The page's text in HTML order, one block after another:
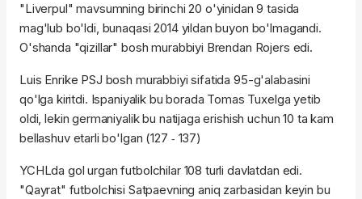
"Liverpul" mavsumning birinchi 20 o'yinidan 9 tasida
mag'lub bo'ldi, bunaqasi 2014 yildan buyon bo'lmagandi.
O'shanda "qizillar" bosh murabbiyi Brendan Rojers edi.
Luis Enrike PSJ bosh murabbiyi sifatida 95-g'alabasini
qo'lga kiritdi. Ispaniyalik bu borada Tomas Tuxelga yetib
oldi, lekin germaniyalik bu natijaga erishish uchun 10 ta kam
bellashuv etarli bo'lgan (127 - 137)
YCHLda gol urgan futbolchilar 108 turli davlatdan edi.
"Qayrat" futbolchisi Satpaevning aniq zarbasidan keyin bu